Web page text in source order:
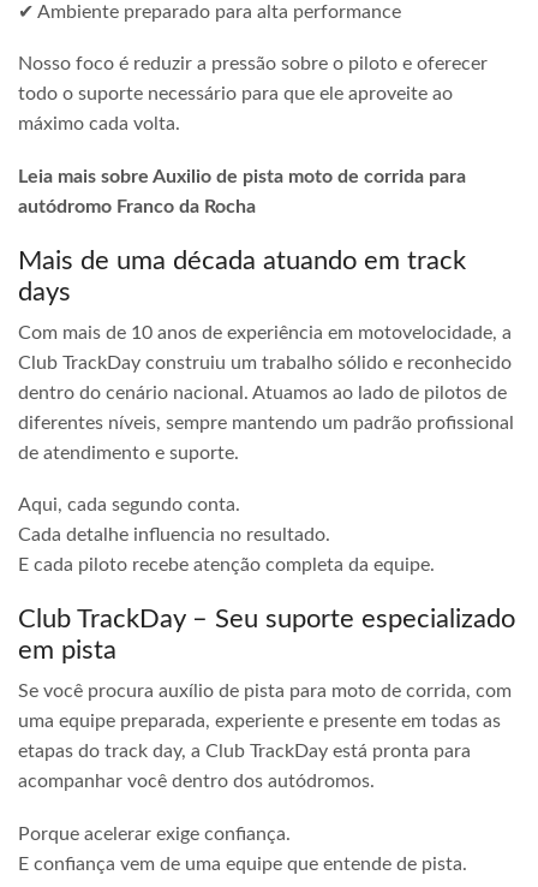
✔ Ambiente preparado para alta performance
Nosso foco é reduzir a pressão sobre o piloto e oferecer
todo o suporte necessário para que ele aproveite ao
máximo cada volta.
Leia mais sobre Auxilio de pista moto de corrida para
autódromo Franco da Rocha
Mais de uma década atuando em track
days
Com mais de 10 anos de experiência em motovelocidade, a
Club TrackDay construiu um trabalho sólido e reconhecido
dentro do cenário nacional. Atuamos ao lado de pilotos de
diferentes níveis, sempre mantendo um padrão profissional
de atendimento e suporte.
Aqui, cada segundo conta.
Cada detalhe influencia no resultado.
E cada piloto recebe atenção completa da equipe.
Club TrackDay – Seu suporte especializado
em pista
Se você procura auxílio de pista para moto de corrida, com
uma equipe preparada, experiente e presente em todas as
etapas do track day, a Club TrackDay está pronta para
acompanhar você dentro dos autódromos.
Porque acelerar exige confiança.
E confiança vem de uma equipe que entende de pista.